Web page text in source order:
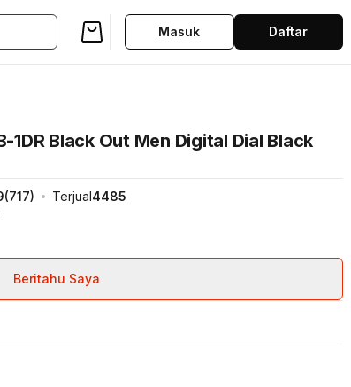
Masuk Daftar
Black Out Men Digital Dial Black
(717) Terjual4485
Beritahu Saya